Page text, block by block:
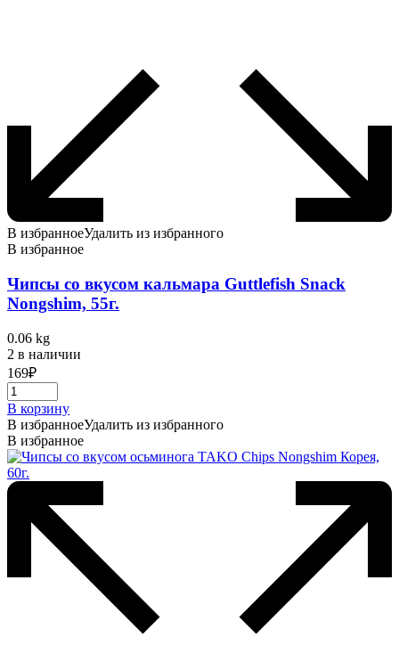
В избранноеУдалить из избранного
В избранное
Чипсы со вкусом кальмара Guttlefish Snack
Nongshim, 55г.
0.06 kg
2 в наличии
169₽
В корзину
В избранноеУдалить из избранного
В избранное